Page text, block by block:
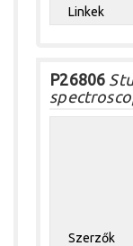
Linkek
P26806
Szerzők